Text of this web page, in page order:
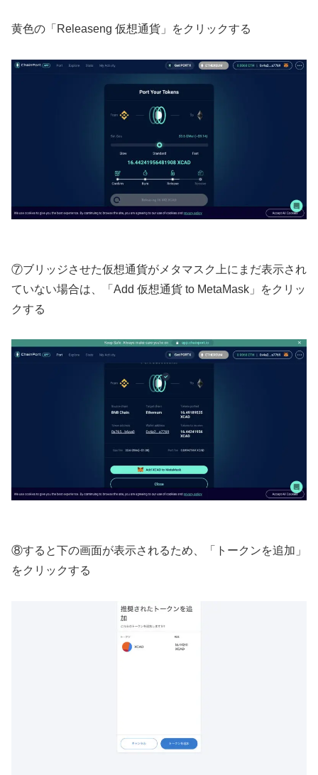
黄色の「Releaseng 仮想通貨」をクリックする
⑦ブリッジさせた仮想通貨がメタマスク上にまだ表示され
ていない場合は、「Add 仮想通貨 to MetaMask」をクリッ
クする
⑧すると下の画面が表示されるため、「トークンを追加」
をクリックする